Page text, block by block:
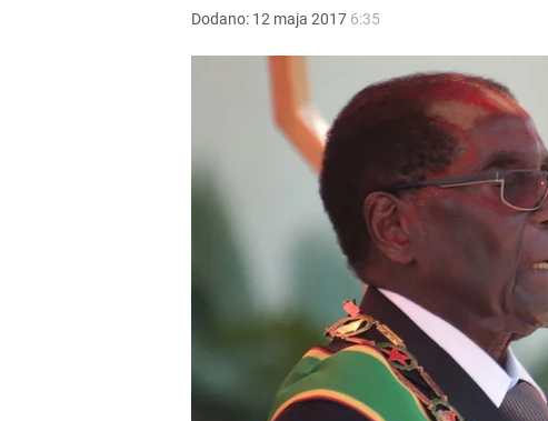
Dodano: 12 maja 2017 6:35